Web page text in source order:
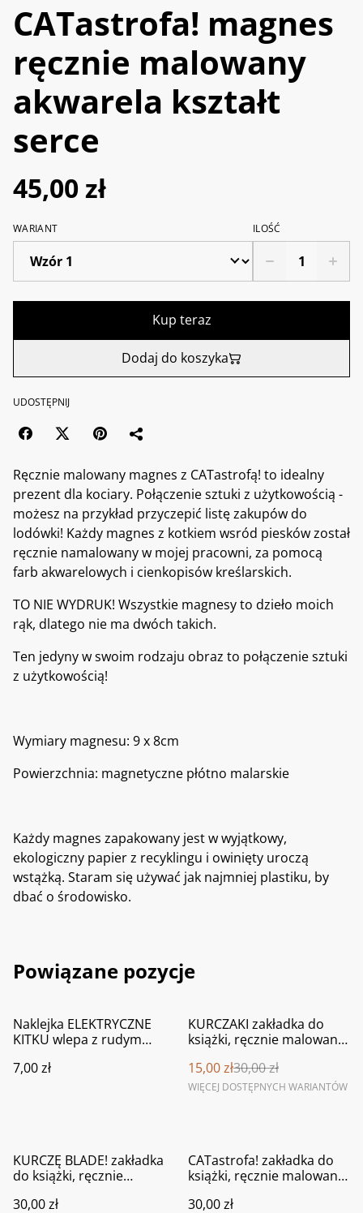
CATastrofa! magnes
ręcznie malowany
akwarela kształt
serce
45,00 zł
WARIANT ILOŚĆ
Kup teraz
Dodaj do koszyka
UDOSTĘPNIJ
Ręcznie malowany magnes z CATastrofą! to idealny
prezent dla kociary. Połączenie sztuki z użytkowością -
możesz na przykład przyczepić listę zakupów do
lodówki! Każdy magnes z kotkiem wsród piesków został
ręcznie namalowany w mojej pracowni, za pomocą
farb akwarelowych i cienkopisów kreślarskich.
TO NIE WYDRUK! Wszystkie magnesy to dzieło moich
rąk, dlatego nie ma dwóch takich.
Ten jedyny w swoim rodzaju obraz to połączenie sztuki
z użytkowością!
Wymiary magnesu: 9 x 8cm
Powierzchnia: magnetyczne płótno malarskie
Każdy magnes zapakowany jest w wyjątkowy,
ekologiczny papier z recyklingu i owinięty uroczą
wstążką. Staram się używać jak najmniej plastiku, by
dbać o środowisko.
Powiązane pozycje
Naklejka ELEKTRYCZNE
KITKU wlepa z rudym
7,00 zł
%
KURCZAKI zakładka do
książki, ręcznie malowana
15,00 zł30,00 zł
WIĘCEJ DOSTĘPNYCH WARIANTÓW
KURCZĘ BLADE! zakładka
do książki, ręcznie
30,00 zł
CATastrofa! zakładka do
książki, ręcznie malowana
30,00 zł